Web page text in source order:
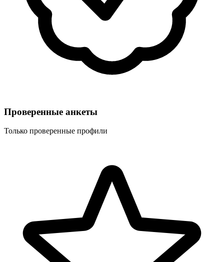
Проверенные анкеты
Только проверенные профили